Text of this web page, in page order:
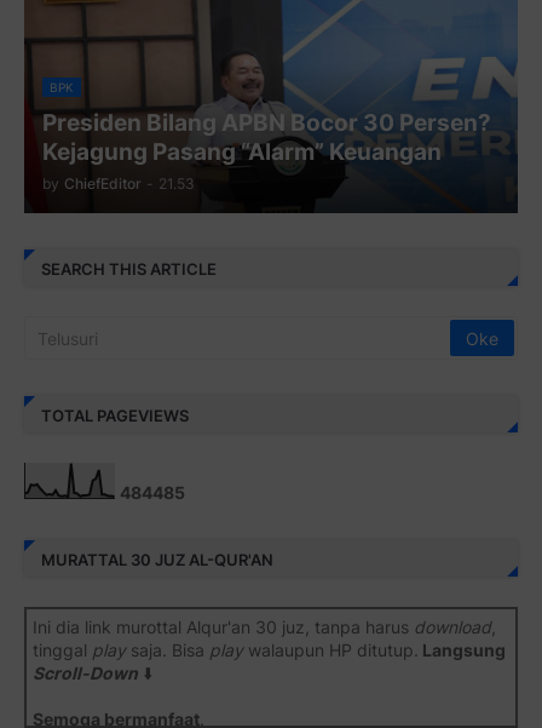
BPK
Presiden Bilang APBN Bocor 30 Persen?
Kejagung Pasang “Alarm” Keuangan
by ChiefEditor - 21.53
SEARCH THIS ARTICLE
TOTAL PAGEVIEWS
484485
MURATTAL 30 JUZ AL-QUR'AN
Ini dia link murottal Alqur'an 30 juz, tanpa harus download,
tinggal playsaja. Bisa playwalaupun HP ditutup. Langsung
Scroll-Down ⬇️
Semoga bermanfaat